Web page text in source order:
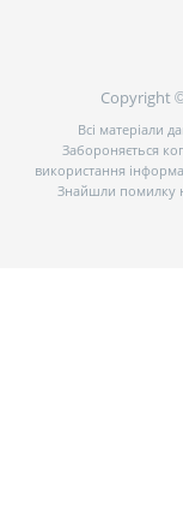
Copyright
Всі матеріали
Забороняється
використання
Знайшли помилку